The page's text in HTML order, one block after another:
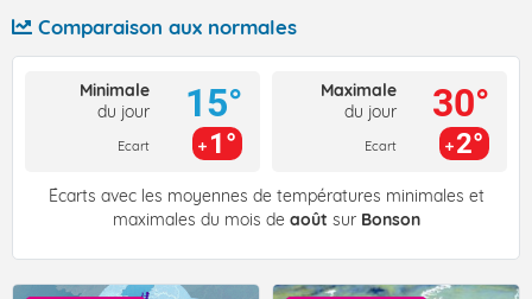
Comparaison aux normales
Minimale
du jour
Ecart
15°
1°
Maximale
du jour
Ecart
30°
2°
Écarts avec les moyennes de températures minimales et
maximales du mois de août sur Bonson